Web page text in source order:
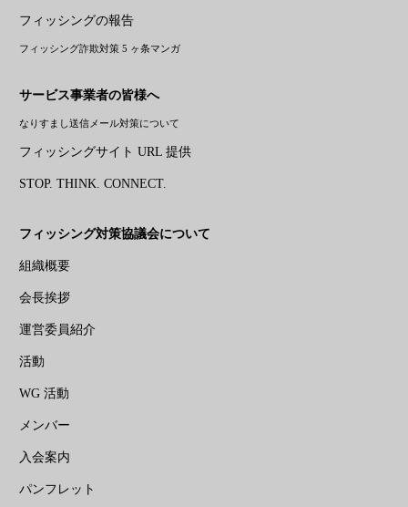
フィッシングの報告
フィッシング詐欺対策 5 ヶ条マンガ
サービス事業者の皆様へ
なりすまし送信メール対策について
フィッシングサイト URL 提供
STOP. THINK. CONNECT.
フィッシング対策協議会について
組織概要
会長挨拶
運営委員紹介
活動
WG 活動
メンバー
入会案内
パンフレット